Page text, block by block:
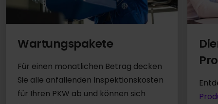
Wartungspakete
Für einen monatlichen Betrag decken
Sie alle anfallenden Inspektionskosten
für Ihren PKW ab und können sich